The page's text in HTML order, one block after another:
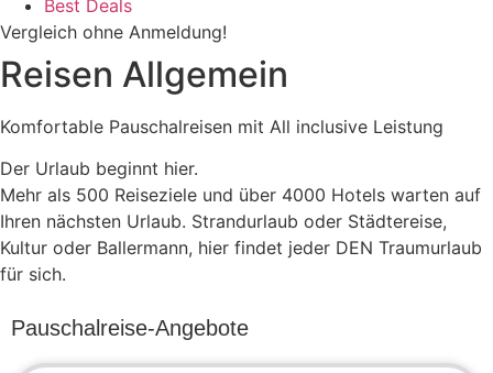
Best Deals
Vergleich ohne Anmeldung!
Reisen Allgemein
Komfortable Pauschalreisen mit All inclusive Leistung
Der Urlaub beginnt hier.
Mehr als 500 Reiseziele und über 4000 Hotels warten auf
Ihren nächsten Urlaub. Strandurlaub oder Städtereise,
Kultur oder Ballermann, hier findet jeder DEN Traumurlaub
für sich.